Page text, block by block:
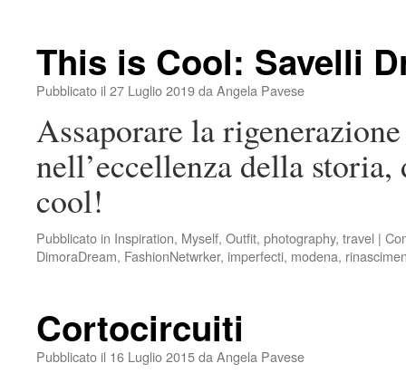
This is Cool: Savelli
Pubblicato il 27 Luglio 2019da Angela Pavese
Assaporare la
nell’eccellenza della
cool!
Pubblicato in Inspiration, Myself, Outfit, photography, travel |
DimoraDream, FashionNetwrker, imperfecti, modena,
Cortocircuiti
Pubblicato il 16 Luglio 2015da Angela Pavese